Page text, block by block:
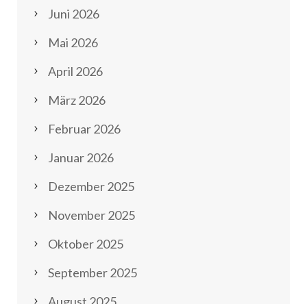
Juni 2026
Mai 2026
April 2026
März 2026
Februar 2026
Januar 2026
Dezember 2025
November 2025
Oktober 2025
September 2025